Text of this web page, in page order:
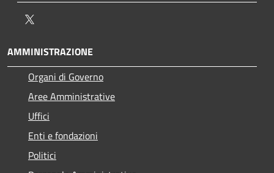
AMMINISTRAZIONE
Organi di Governo
Aree Amministrative
Uffici
Enti e fondazioni
Politici